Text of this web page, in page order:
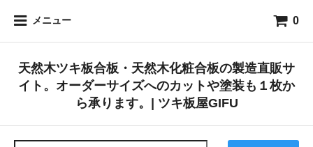
メニュー 0
天然木ツキ板合板・天然木化粧合板の製造直販サ
イト。オーダーサイズへのカットや塗装も１枚か
ら承ります。| ツキ板屋GIFU